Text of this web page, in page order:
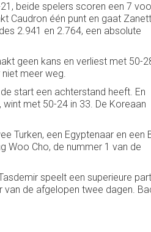
beide spelers scoren een 7
Caudron één punt en gaat
2.941 en 2.764, een absolute
geen kans en verliest met 50-
meer weg.
start een achterstand heeft. En
met 50-24 in 33. De Koreaan
Turken, een Egyptenaar en een
Woo Cho, de nummer 1 van de
speelt een superieure
van de afgelopen twee dagen.